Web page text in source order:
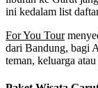
ini kedalam list
For You Tour
dari Bandung, bagi
teman, keluarga